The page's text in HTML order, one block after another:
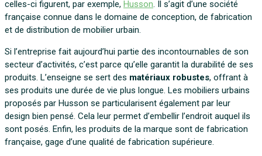
celles-ci figurent, par exemple, Husson. Il s’agit d’une société
française connue dans le domaine de conception, de fabrication
et de distribution de mobilier urbain.
Si l’entreprise fait aujourd’hui partie des incontournables de son
secteur d’activités, c’est parce qu’elle garantit la durabilité de ses
produits. L’enseigne se sert des matériaux robustes, offrant à
ses produits une durée de vie plus longue. Les mobiliers urbains
proposés par Husson se particularisent également par leur
design bien pensé. Cela leur permet d’embellir l’endroit auquel ils
sont posés. Enfin, les produits de la marque sont de fabrication
française, gage d’une qualité de fabrication supérieure.